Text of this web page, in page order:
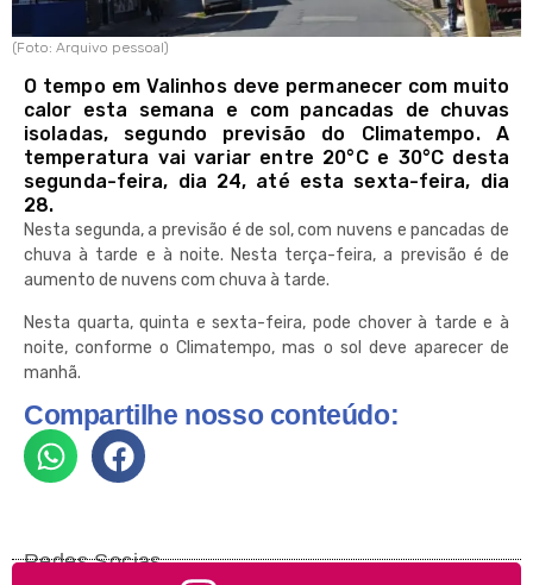
(Foto: Arquivo pessoal)
O tempo em Valinhos deve permanecer com muito
calor esta semana e com pancadas de chuvas
isoladas, segundo previsão do Climatempo. A
temperatura vai variar entre 20°C e 30°C desta
segunda-feira, dia 24, até esta sexta-feira, dia
28.
Nesta segunda, a previsão é de sol, com nuvens e pancadas de
chuva à tarde e à noite. Nesta terça-feira, a previsão é de
aumento de nuvens com chuva à tarde.
Nesta quarta, quinta e sexta-feira, pode chover à tarde e à
noite, conforme o Climatempo, mas o sol deve aparecer de
manhã.
Compartilhe nosso conteúdo:
Redes Socias